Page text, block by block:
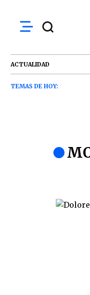
ACTUALIDAD
TEMAS DE HOY: